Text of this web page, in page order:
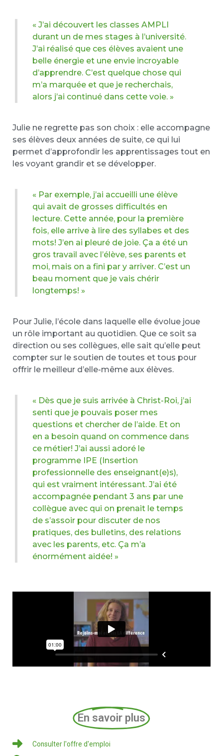
« J’ai découvert les classes AMPLI
durant un de mes stages à l’université.
J’ai réalisé que ces élèves avaient une
belle énergie et une envie incroyable
d’apprendre. C’est quelque chose qui
m’a marquée et que je recherchais,
alors j’ai continué dans cette voie. »
Julie ne regrette pas son choix : elle accompagne
ses élèves deux années de suite, ce qui lui
permet d’approfondir les apprentissages tout en
les voyant grandir et se développer.
« Par exemple, j’ai accueilli une élève
qui avait de grosses difficultés en
lecture. Cette année, pour la première
fois, elle arrive à lire des syllabes et des
mots! J’en ai pleuré de joie. Ça a été un
gros travail avec l’élève, ses parents et
moi, mais on a fini par y arriver. C’est un
beau moment que je vais chérir
longtemps! »
Pour Julie, l’école dans laquelle elle évolue joue
un rôle important au quotidien. Que ce soit sa
direction ou ses collègues, elle sait qu’elle peut
compter sur le soutien de toutes et tous pour
offrir le meilleur d’elle-même aux élèves.
« Dès que je suis arrivée à Christ-Roi, j’ai
senti que je pouvais poser mes
questions et chercher de l’aide. Et on
en a besoin quand on commence dans
ce métier! J’ai aussi adoré le
programme IPE (Insertion
professionnelle des enseignant(e)s),
qui est vraiment intéressant. J’ai été
accompagnée pendant 3 ans par une
collègue avec qui on prenait le temps
de s’assoir pour discuter de nos
pratiques, des bulletins, des relations
avec les parents, etc. Ça m’a
énormément aidée! »
En savoir plus
Consulter l'offre d'emploi